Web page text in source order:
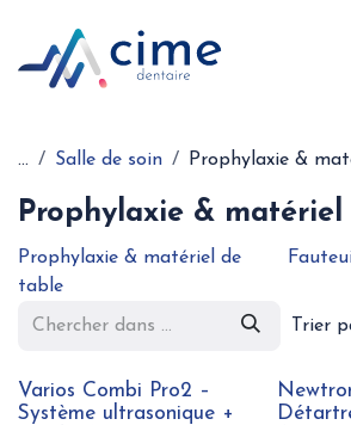
... Salle de soin Prophylaxie &
Prophylaxie &
Prophylaxie & matériel de
table
Trier
Varios Combi Pro2 –
Système ultrasonique +